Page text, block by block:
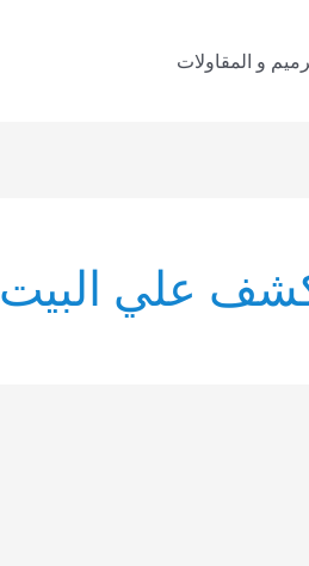
و المقاولات
علي البيت